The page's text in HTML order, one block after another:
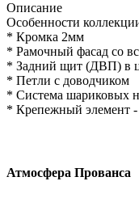
Описание
Особенности
* Кромка 2мм
* Рамочный фасад со
* Задний щит (ДВП) в
* Петли с доводчиком
* Система шариковых
* Крепежный элемент -
Атмосфера Прованса